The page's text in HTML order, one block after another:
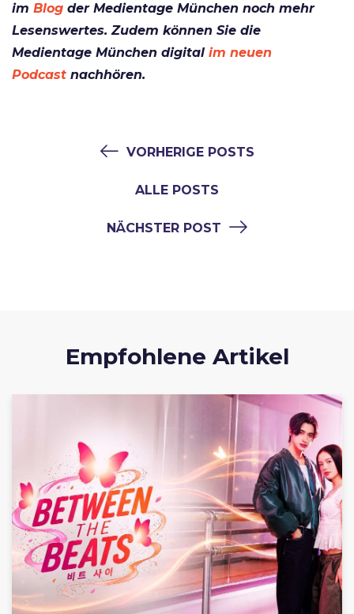
im Blog der Medientage München noch mehr
Lesenswertes. Zudem können Sie die
Medientage München digital im neuen
Podcast nachhören.
VORHERIGE POSTS
ALLE POSTS
NÄCHSTER POST
Empfohlene Artikel